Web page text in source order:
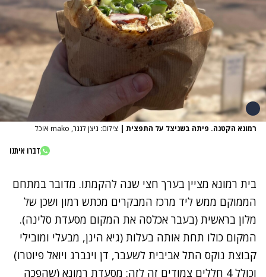
רמונא הקטנה. פיתה בשניצל על התפצית | צילום: ניצן לנגר, mako אוכל
דברו איתנו
בית רמונא מציין בערך חצי שנה להקמתו. מדובר במתחם
הממוקם ממש ליד מרכז המבקרים מכתש רמון ושכן של
מלון בראשית (בעבר אכלסה את המקום מסעדת סלינה).
המקום כולו תחת אותה בעלות (גיא הינן, מבעלי ומובילי
קבוצת נוקס התל אביבית לשעבר, דן וינברג ויואל פיוטרו)
וכולל 4 חללים צמודים זה לזה: מסעדת רמונא (שהפכה